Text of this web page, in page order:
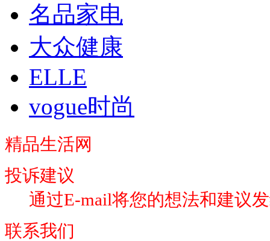
名品家电
大众健康
ELLE
vogue时尚
精品生活网
投诉建议
通过E-mail将您的想法和建议
联系我们